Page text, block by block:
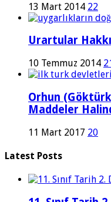
13 Mart 2014 22
Urartular
10 Temmuz 2014 21
Orhun
Maddeler
11 Mart 2017 20
Latest Posts